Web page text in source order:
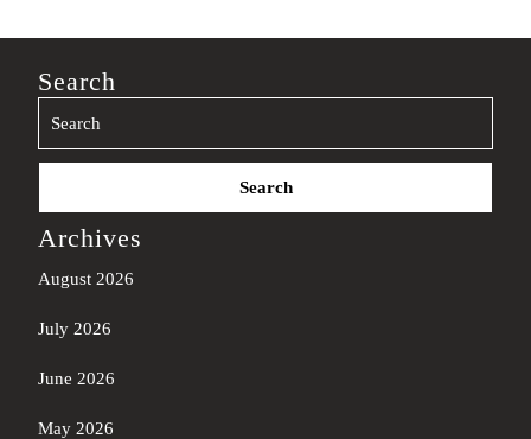
Search
Search
Archives
August 2026
July 2026
June 2026
May 2026